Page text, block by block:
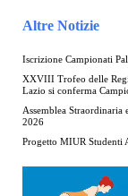
Altre Notizie
Iscrizione Campionati
XXVIII Trofeo delle
Lazio si conferma
Assemblea
2026
Progetto MIUR Studenti